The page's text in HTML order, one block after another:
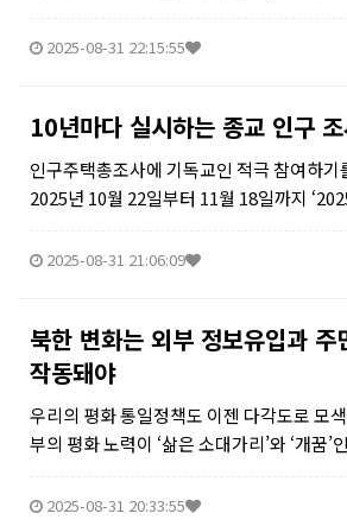
부는 2025년 광복절 특별 사면으로 조국 전
2025-08-31 22:15:55
10년마다 실시하는 종교 인구
인구주택총조사에 기독교인 적극 참여하
2025년 10월 22일부터 11월 18일까지
정확하게 파악하기 위하여, 전국 가구 중
2025-08-31 21:06:09
북한 변화는 외부 정보유입과 주
작동돼야
우리의 평화 통일정책도 이젠 다각도로 모
부의 평화 노력이 ‘삶은 소대가리’와 ‘개꿈’
023년 헌법재판소에서 표현의 자유를 침해
2025-08-31 20:33:55